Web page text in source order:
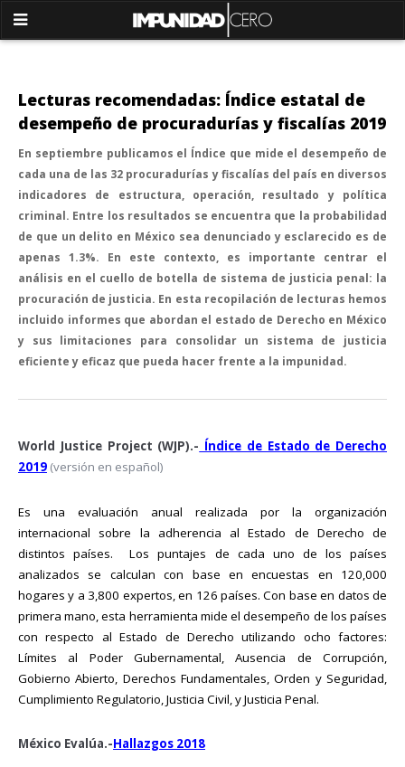
Lecturas recomendadas: Índice estatal de
desempeño de procuradurías y fiscalías 2019
En septiembre publicamos el Índice que mide el desempeño de
cada una de las 32 procuradurías y fiscalías del país en diversos
indicadores de estructura, operación, resultado y política
criminal. Entre los resultados se encuentra que la probabilidad
de que un delito en México sea denunciado y esclarecido es de
apenas 1.3%. En este contexto, es importante centrar el
análisis en el cuello de botella de sistema de justicia penal: la
procuración de justicia. En esta recopilación de lecturas hemos
incluido informes que abordan el estado de Derecho en México
y sus limitaciones para consolidar un sistema de justicia
eficiente y eficaz que pueda hacer frente a la impunidad.
World Justice Project (WJP).- Índice de Estado de Derecho
2019 (versión en español)
Es una evaluación anual realizada por la organización
internacional sobre la adherencia al Estado de Derecho de
distintos países.
Los puntajes de cada uno de los países
analizados se calculan con base en encuestas en 120,000
hogares y a 3,800 expertos, en 126 países. Con base en datos de
primera mano, esta herramienta mide el desempeño de los países
con respecto al Estado de Derecho utilizando ocho factores:
Límites al Poder Gubernamental, Ausencia de Corrupción,
Gobierno Abierto, Derechos Fundamentales, Orden y Seguridad,
Cumplimiento Regulatorio, Justicia Civil, y Justicia Penal.
México Evalúa.-Hallazgos 2018